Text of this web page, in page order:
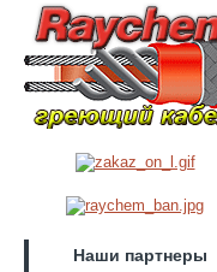
Наши партнеры